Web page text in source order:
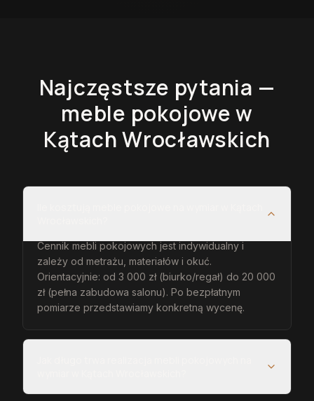
Najczęstsze pytania —
meble pokojowe w
Kątach Wrocławskich
Cennik mebli pokojowych jest indywidualny i
zależy od metrażu, materiałów i okuć.
Orientacyjnie: od 3 000 zł (biurko/regał) do 20 000
zł (pełna zabudowa salonu). Po bezpłatnym
pomiarze przedstawiamy konkretną wycenę.